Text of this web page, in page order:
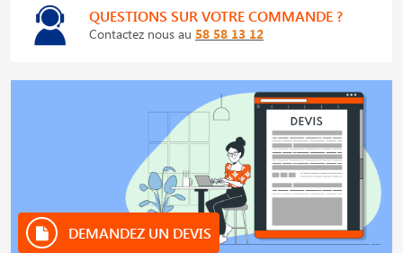
QUESTIONS SUR VOTRE COMMANDE ?
Contactez nous au 58 58 13 12
DEMANDEZ UN DEVIS